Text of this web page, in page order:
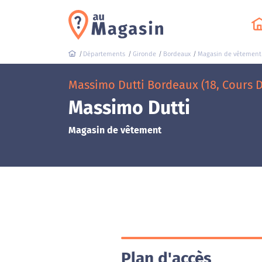
Départements Gironde Bordeaux Magasin de vêtement
Massimo Dutti Bordeaux (18, Cours
Massimo Dutti
Magasin de vêtement